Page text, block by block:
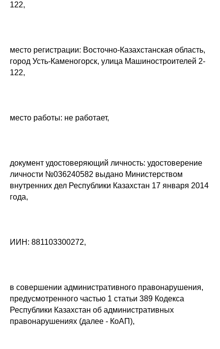
122,
место регистрации: Восточно-Казахстанская область,
город Усть-Каменогорск, улица Машиностроителей 2-
122,
место работы: не работает,
документ удостоверяющий личность: удостоверение
личности №036240582 выдано Министерством
внутренних дел Республики Казахстан 17 января 2014
года,
ИИН: 881103300272,
в совершении административного правонарушения,
предусмотренного частью 1 статьи 389 Кодекса
Республики Казахстан об административных
правонарушениях (далее - КоАП),